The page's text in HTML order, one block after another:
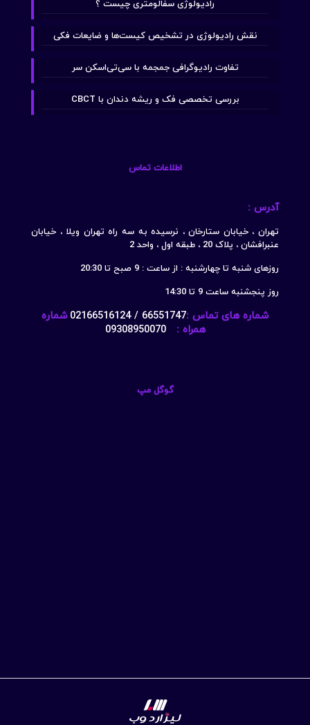
رادیولوژی سفالومتری چیست ؟
نقش رادیولوژی در تشخیص کیست‌ها و ضایعات فکی
تفاوت رادیوگرافی جمجمه با سی‌تی‌اسکن سر
بررسی تخصصی فک و ریشه دندان با CBCT
اطلاعات تماس
آدرس :
تهران ، خیابان ستارخان ، نرسیده به سه راه تهران ویلا ، خیابان
عنبرافشان ، پلاک 20 ، طبقه اول ، واحد 2
روزهای شنبه تا چهارشنبه : از ساعت : 9 صبح تا 20:30
روز پنجشنبه ساعت 9 تا 14:30
شماره های تماس :66551747 / 02166516124
شماره
همراه :
09308950070
گوگل مپ